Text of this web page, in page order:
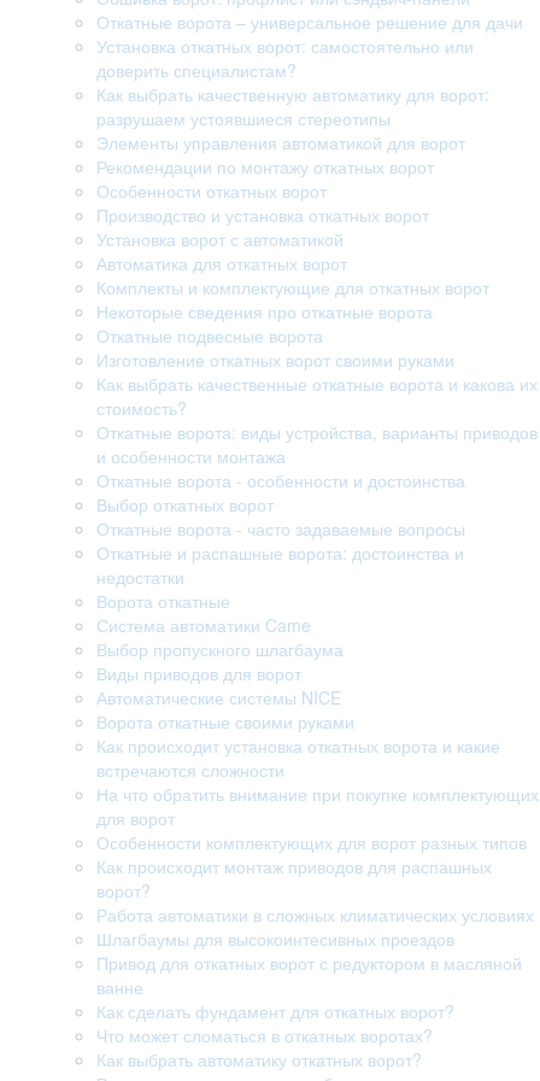
Откатные ворота – универсальное решение для дачи
Установка откатных ворот: самостоятельно или
доверить специалистам?
Как выбрать качественную автоматику для ворот:
разрушаем устоявшиеся стереотипы
Элементы управления автоматикой для ворот
Рекомендации по монтажу откатных ворот
Особенности откатных ворот
Производство и установка откатных ворот
Установка ворот с автоматикой
Автоматика для откатных ворот
Комплекты и комплектующие для откатных ворот
Некоторые сведения про откатные ворота
Откатные подвесные ворота
Изготовление откатных ворот своими руками
Как выбрать качественные откатные ворота и какова их
стоимость?
Откатные ворота: виды устройства, варианты приводов
и особенности монтажа
Откатные ворота - особенности и достоинства
Выбор откатных ворот
Откатные ворота - часто задаваемые вопросы
Откатные и распашные ворота: достоинства и
недостатки
Ворота откатные
Система автоматики Came
Выбор пропускного шлагбаума
Виды приводов для ворот
Автоматические системы NICE
Ворота откатные своими руками
Как происходит установка откатных ворота и какие
встречаются сложности
На что обратить внимание при покупке комплектующих
для ворот
Особенности комплектующих для ворот разных типов
Как происходит монтаж приводов для распашных
ворот?
Работа автоматики в сложных климатических условиях
Шлагбаумы для высокоинтесивных проездов
Привод для откатных ворот с редуктором в масляной
ванне
Как сделать фундамент для откатных ворот?
Что может сломаться в откатных воротах?
Как выбрать автоматику откатных ворот?